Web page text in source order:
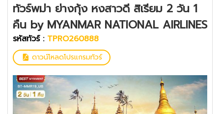
ทัวร์พม่า ย่างกุ้ง หงสาวดี สิเรียม 2 วัน 1
คืน by MYANMAR NATIONAL AIRLINES
รหัสทัวร์ : TPRO260888
ดาวน์โหลดโปรแกรมทัวร์